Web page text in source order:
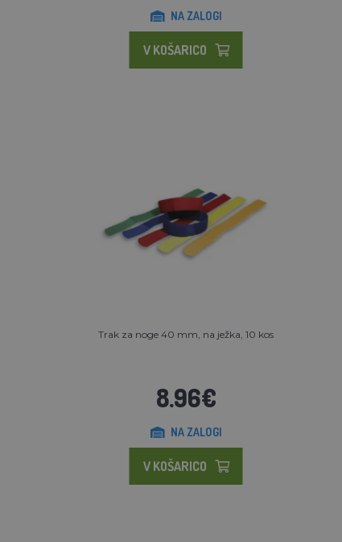
NA ZALOGI
V KOŠARICO
Trak za noge 40 mm, na ježka, 10 kos
8.96€
NA ZALOGI
V KOŠARICO